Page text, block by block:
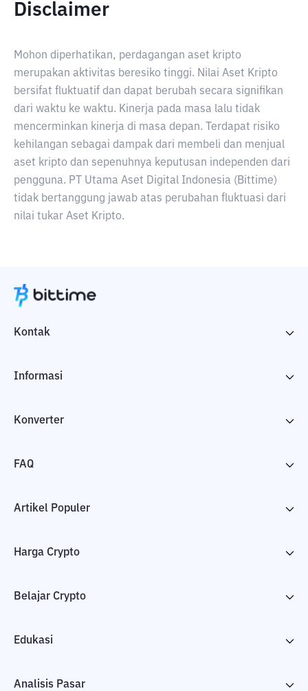
Disclaimer
Mohon diperhatikan, perdagangan aset kripto
merupakan aktivitas beresiko tinggi. Nilai Aset Kripto
bersifat fluktuatif dan dapat berubah secara signifikan
dari waktu ke waktu. Kinerja pada masa lalu tidak
mencerminkan kinerja di masa depan. Terdapat risiko
kehilangan sebagai dampak dari membeli dan menjual
aset kripto dan sepenuhnya keputusan independen dari
pengguna. PT Utama Aset Digital Indonesia (Bittime)
tidak bertanggung jawab atas perubahan fluktuasi dari
nilai tukar Aset Kripto.
Kontak
Informasi
Konverter
FAQ
Artikel Populer
Harga Crypto
Belajar Crypto
Edukasi
Analisis Pasar